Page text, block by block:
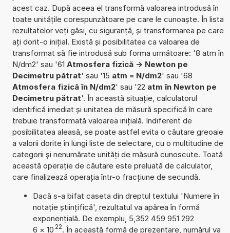
acest caz. După aceea el transformă valoarea introdusă în
toate unitățile corespunzătoare pe care le cunoaște. În lista
rezultatelor veți găsi, cu siguranță, și transformarea pe care
ați dorit-o inițial. Există și posibilitatea ca valoarea de
transformat să fie introdusă sub forma următoare: '8 atm în
N/dm2' sau '61 Atmosfera fizică -> Newton pe
Decimetru pătrat' sau '15 atm = N/dm2' sau '68
Atmosfera fizică în N/dm2' sau '22 atm în Newton pe
Decimetru pătrat'. În această situație, calculatorul
identifică imediat și unitatea de măsură specifică în care
trebuie transformată valoarea inițială. Indiferent de
posibilitatea aleasă, se poate astfel evita o căutare greoaie
a valorii dorite în lungi liste de selectare, cu o multitudine de
categorii și nenumărate unități de măsură cunoscute. Toată
această operație de căutare este preluată de calculator,
care finalizează operația într-o fracțiune de secundă.
Dacă s-a bifat caseta din dreptul textului 'Numere în
notație științifică', rezultatul va apărea în formă
exponențială. De exemplu, 5,352 459 951 292
6 × 10 22. În această formă de prezentare, numărul va